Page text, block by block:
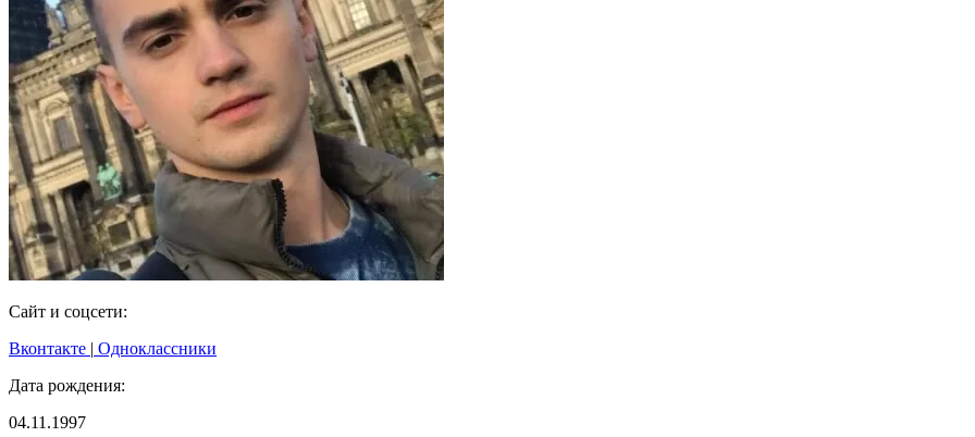
Сайт и соцсети:
Вконтакте | Одноклассники
Дата рождения:
04.11.1997